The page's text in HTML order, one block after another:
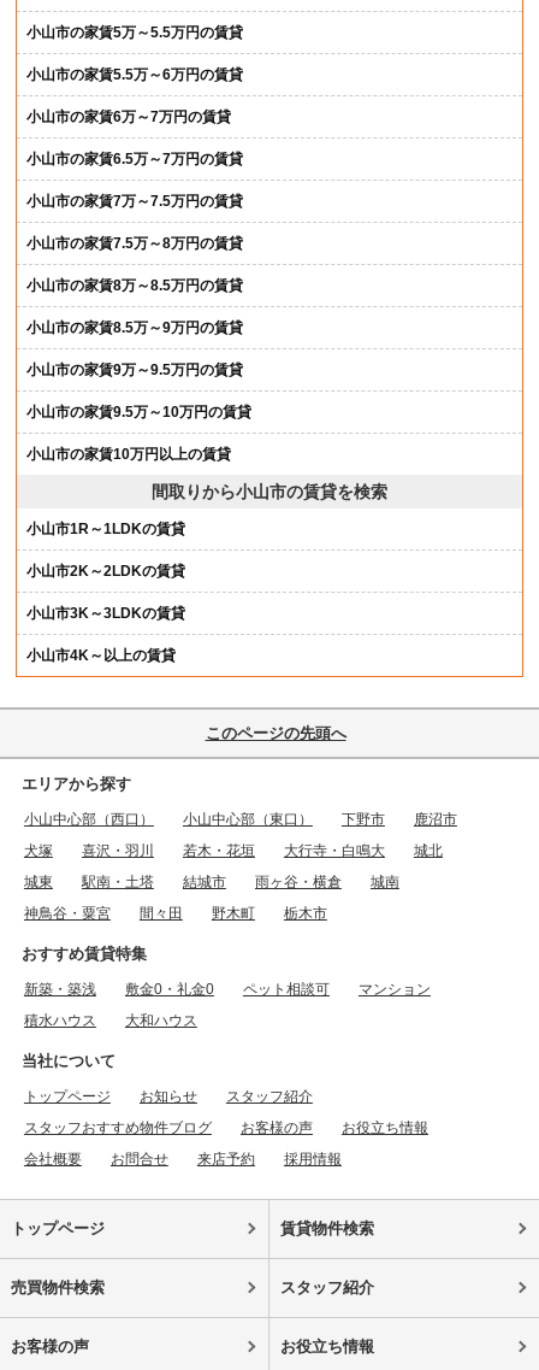
小山市の家賃5万～5.5万円の賃貸
小山市の家賃5.5万～6万円の賃貸
小山市の家賃6万～7万円の賃貸
小山市の家賃6.5万～7万円の賃貸
小山市の家賃7万～7.5万円の賃貸
小山市の家賃7.5万～8万円の賃貸
小山市の家賃8万～8.5万円の賃貸
小山市の家賃8.5万～9万円の賃貸
小山市の家賃9万～9.5万円の賃貸
小山市の家賃9.5万～10万円の賃貸
小山市の家賃10万円以上の賃貸
間取りから小山市の賃貸を検索
小山市1R～1LDKの賃貸
小山市2K～2LDKの賃貸
小山市3K～3LDKの賃貸
小山市4K～以上の賃貸
このページの先頭へ
エリアから探す
小山中心部（西口） 小山中心部（東口） 下野市
鹿沼市
犬塚
喜沢・羽川 若木・花垣 大行寺・白鳴大
城北
城東
駅南・土塔 結城市 雨ヶ谷・横倉
城南
神鳥谷・粟宮
間々田 野木町 栃木市
おすすめ賃貸特集
新築・築浅 敷金0・礼金0 ペット相談可
マンション
積水ハウス
大和ハウス
当社について
トップページ お知らせ
スタッフ紹介
スタッフおすすめ物件ブログ
お客様の声
お役立ち情報
会社概要
お問合せ 来店予約 採用情報
トップページ 賃貸物件検索
売買物件検索 スタッフ紹介
お客様の声 お役立ち情報